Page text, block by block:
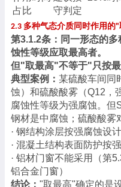
占比
守判定
2.3 多种气态介质同时作用的"
第3.1.2条：同一形态的
蚀性等级应取最高者。
但"取最高"不等于"只按
典型案例： 某硫酸车间同
蚀）和硫酸酸雾（Q12，
腐蚀性等级为强腐蚀。
钢材是中腐蚀；硫酸酸雾
· 钢结构涂层按强腐蚀设
· 混凝土结构表面防护按
· 铝材门窗不能采用（第
铝合金门窗）
结论： "取最高"确定的是